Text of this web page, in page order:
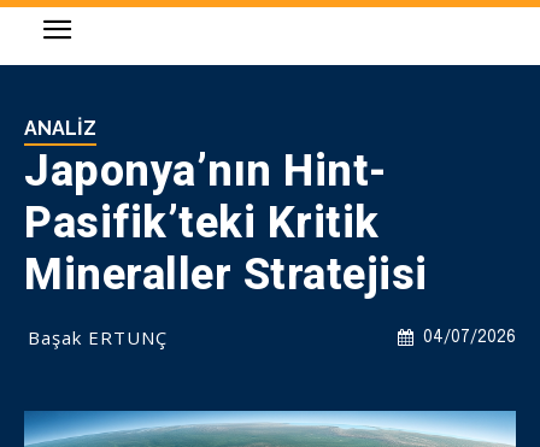
ANALIZ
Japonya’nın Hint-
Pasifik’teki Kritik
Mineraller Stratejisi
04/07/2026
Başak ERTUNÇ